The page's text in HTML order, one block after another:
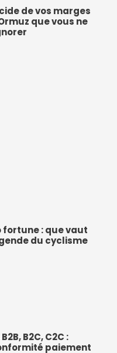
de vos marges
que vous ne
fortune : que vaut
du cyclisme
B2C, C2C :
paiement